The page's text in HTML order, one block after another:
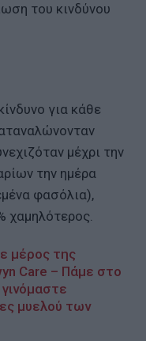
του κινδύνου
για κάθε
μέχρι την
την ημέρα
φασόλια),
χαμηλότερος.
μέρος της
Care – Πάμε στο
μυελού των